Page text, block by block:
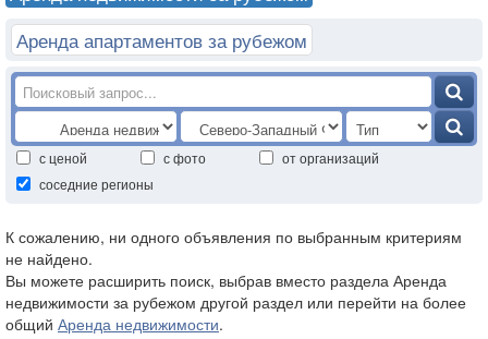
Аренда апартаментов за рубежом
с ценой с фото
от организаций
соседние регионы
К сожалению, ни одного объявления по выбранным критериям
не найдено.
Вы можете расширить поиск, выбрав вместо раздела Аренда
недвижимости за рубежом другой раздел или перейти на более
общий Аренда недвижимости.